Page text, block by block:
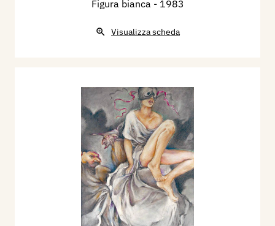
Figura bianca - 1983
Visualizza scheda